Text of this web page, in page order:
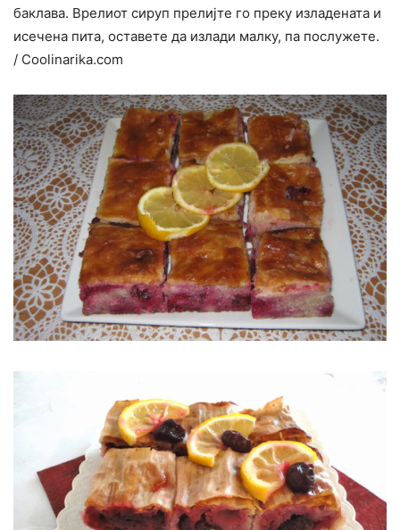
баклава. Врелиот сируп прелијте го преку изладената и
исечена пита, оставете да излади малку, па послужете.
/ Coolinarika.com